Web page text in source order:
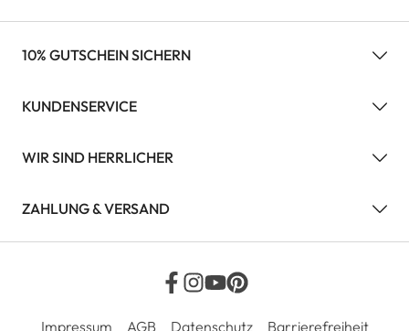
10% GUTSCHEIN SICHERN
KUNDENSERVICE
WIR SIND HERRLICHER
ZAHLUNG & VERSAND
Impressum AGB Datenschutz Barrierefreiheit